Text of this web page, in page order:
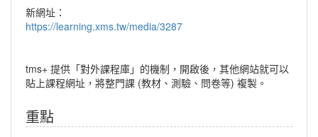
新網址：
https://learning.xms.tw/media/3287
tms+ 提供「對外課程庫」的機制，開啟後，其他網站就可以
貼上課程網址，將整門課 (教材、測驗、問卷等) 複製。
重點